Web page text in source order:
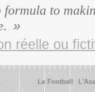
formula to
réelle ou
Le Football